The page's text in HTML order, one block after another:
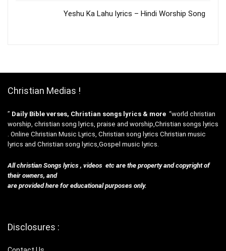
Yeshu Ka Lahu lyrics – Hindi Worship Song
Christian Medias !
” Daily Bible verses, Christian songs lyrics & more “world christian
worship, christian song lyrics, praise and worship,Christian songs lyrics
. Online Christian Music Lyrics, Christian song lyrics Christian music
lyrics and Christian song lyrics,Gospel music lyrics.
All christian Songs lyrics , videos etc are the property and copyright of
their owners, and
are provided here for educational purposes only.
Disclosures :